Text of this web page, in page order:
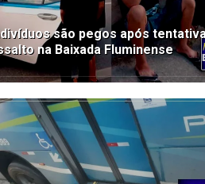
são pegos após
na Baixada Fluminense